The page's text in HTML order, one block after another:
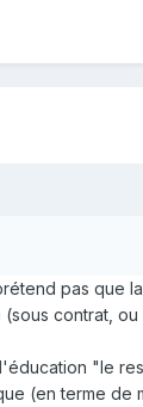
pas que
contrat,
"le
(en terme de